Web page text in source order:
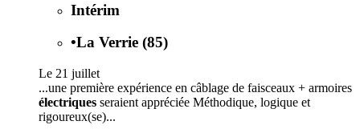
Intérim
•La Verrie (85)
Le 21 juillet
...une première expérience en câblage de faisceaux + armoires
électriques seraient appréciée Méthodique, logique et
rigoureux(se)...